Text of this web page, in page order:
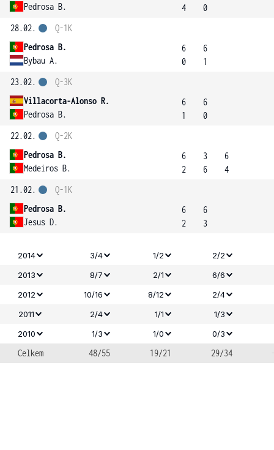
Pedrosa B.
4
0
28.02.
Pedrosa B.
Bybau A.
Q-1K
6
0
6
1
23.02.
Villacorta-Alonso R.
Pedrosa B.
Q-3K
6
1
6
0
22.02.
Pedrosa B.
Medeiros B.
Q-2K
6
2
3
6
6
4
21.02.
Pedrosa B.
Jesus D.
Q-1K
6
2
6
3
2014 3/4 1/2
2/2
2013
8/7 2/1
6/6
2012
10/16 8/12
2/4
2011
2/4 1/1
1/3
2010
1/3 1/0 0/3
Celkem 48/55 19/21 29/34